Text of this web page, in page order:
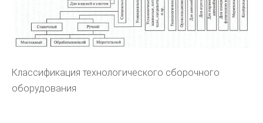
Классификация технологического сборочного
оборудования